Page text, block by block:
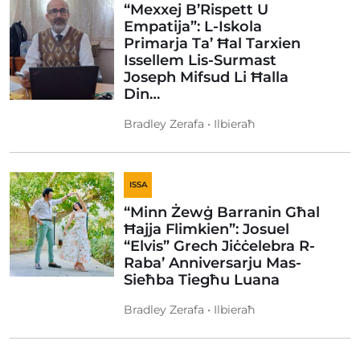
“Mexxej B’Rispett U
Empatija”: L-Iskola
Primarja Ta’ Ħal Tarxien
Issellem Lis-Surmast
Joseph Mifsud Li Ħalla
Din…
Bradley Zerafa • Ilbieraħ
ISSA
“Minn Żewġ Barranin Għal
Ħajja Flimkien”: Josuel
“Elvis” Grech Jiċċelebra R-
Raba’ Anniversarju Mas-
Sieħba Tiegħu Luana
Bradley Zerafa • Ilbieraħ